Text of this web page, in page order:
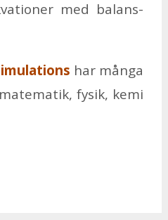
med ba­lans­
har många
fy­sik, kemi